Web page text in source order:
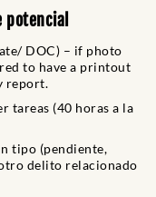
DOC) – if photo
to have a printout
report.
tareas (40 horas a la
tipo (pendiente,
delito relacionado